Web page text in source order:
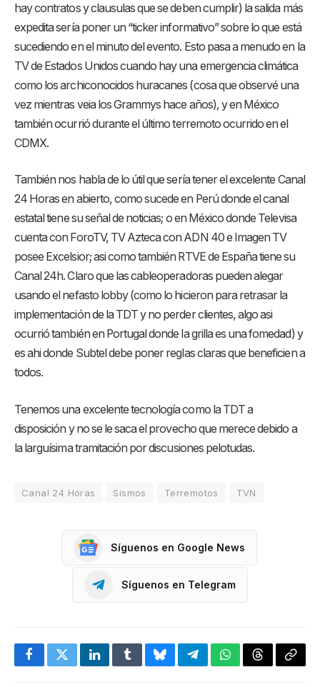
hay contratos y clausulas que se deben cumplir) la salida más
expedita sería poner un “ticker informativo” sobre lo que está
sucediendo en el minuto del evento. Esto pasa a menudo en la
TV de Estados Unidos cuando hay una emergencia climática
como los archiconocidos huracanes (cosa que observé una
vez mientras veia los Grammys hace años), y en México
también ocurrió durante el último terremoto ocurrido en el
CDMX.
También nos habla de lo útil que sería tener el excelente Canal
24 Horas en abierto, como sucede en Perú donde el canal
estatal tiene su señal de noticias; o en México donde Televisa
cuenta con ForoTV, TV Azteca con ADN 40 e Imagen TV
posee Excelsior; asi como también RTVE de España tiene su
Canal 24h. Claro que las cableoperadoras pueden alegar
usando el nefasto lobby (como lo hicieron para retrasar la
implementación de la TDT y no perder clientes, algo asi
ocurrió también en Portugal donde la grilla es una fomedad) y
es ahi donde Subtel debe poner reglas claras que beneficien a
todos.
Tenemos una excelente tecnología como la TDT a
disposición y no se le saca el provecho que merece debido a
la larguísima tramitación por discusiones pelotudas.
Canal 24 Horas Sismos Terremotos TVN
Síguenos en Google News
Síguenos en Telegram
FacebookTwitterLinkedInTumblrBlueskyTelegramWhatsApp
Threads